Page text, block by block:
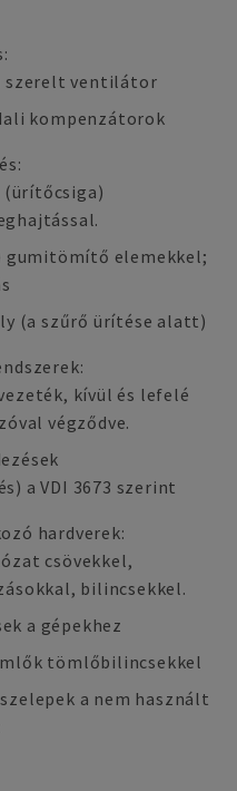
szerelt ventilátor
kompenzátorok
(ürítőcsiga)
gumitömítő elemekkel;
(a szűrő ürítése alatt)
kívül és lefelé
végződve.
a VDI 3673 szerint
hardverek:
csövekkel,
bilincsekkel.
a gépekhez
tömlőbilincsekkel
a nem használt